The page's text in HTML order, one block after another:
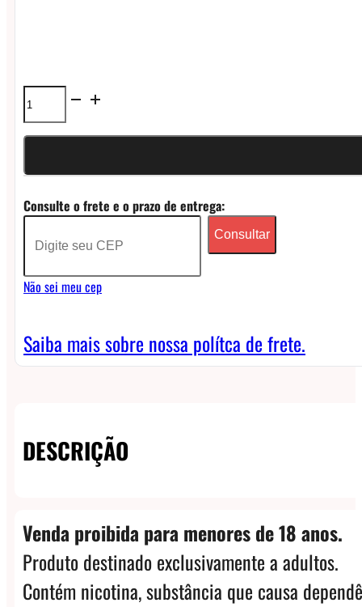
Coil
Vaporesso
-
Cartucho
Pod
22
quantidade
Consulte o frete e o prazo de entrega:
Consultar
Não sei meu cep
Saiba mais sobre nossa polítca de frete.
DESCRIÇÃO
Venda proibida para menores de 18 anos.
Produto destinado exclusivamente a adultos.
Contém nicotina, substância que causa